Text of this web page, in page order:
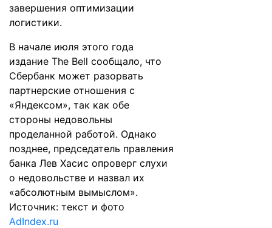
завершения оптимизации
логистики.
В начале июля этого года
издание The Bell сообщало, что
Сбербанк может разорвать
партнерские отношения с
«Яндексом», так как обе
стороны недовольны
проделанной работой. Однако
позднее, председатель правления
банка Лев Хасис опроверг слухи
о недовольстве и назвал их
«абсолютным вымыслом».
Источник: текст и фото
AdIndex.ru